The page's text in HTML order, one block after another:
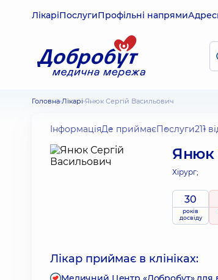
ЛікаріПослугиПрофільні напрями
Головна Лікарі Янюк Сергій Васильович
ІнформаціяДе приймаєПослуги211
Янюк
Хірург;
30
років
досвіду
Лікар приймає в клініках: